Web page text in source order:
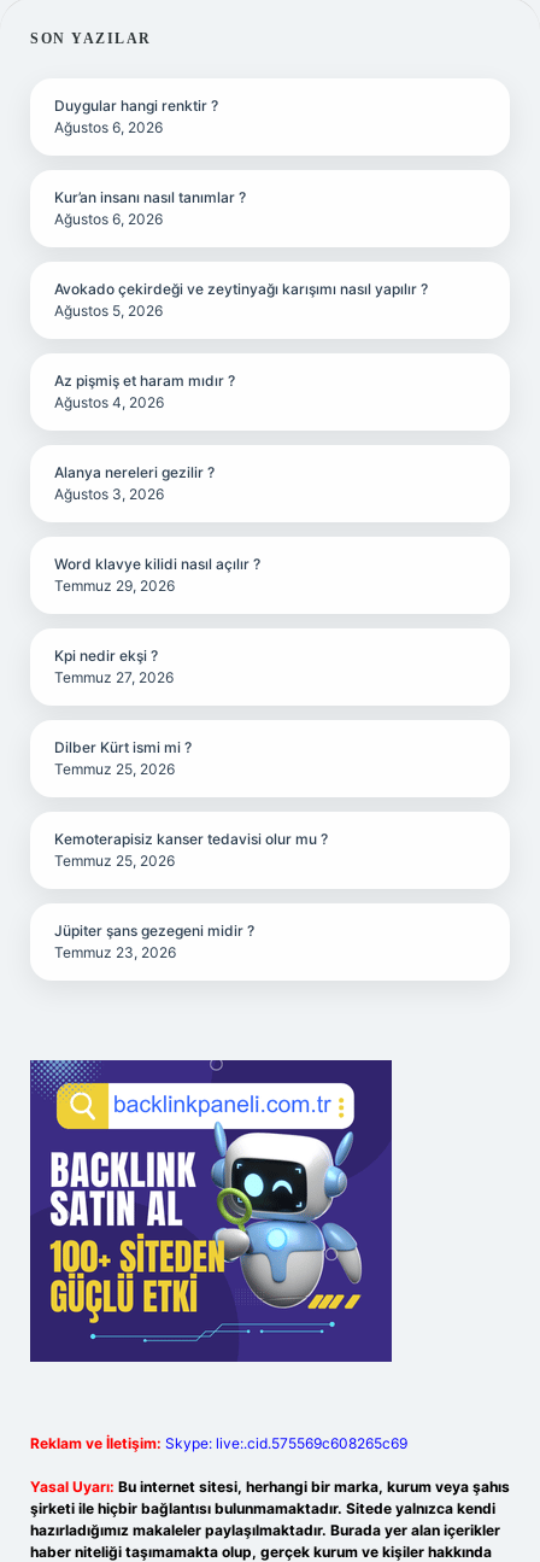
SIDEBAR
SON YAZILAR
Duygular hangi renktir ?
Ağustos 6, 2026
Kur’an insanı nasıl tanımlar ?
Ağustos 6, 2026
Avokado çekirdeği ve zeytinyağı karışımı nasıl yapılır ?
Ağustos 5, 2026
Az pişmiş et haram mıdır ?
Ağustos 4, 2026
Alanya nereleri gezilir ?
Ağustos 3, 2026
Word klavye kilidi nasıl açılır ?
Temmuz 29, 2026
Kpi nedir ekşi ?
Temmuz 27, 2026
Dilber Kürt ismi mi ?
Temmuz 25, 2026
Kemoterapisiz kanser tedavisi olur mu ?
Temmuz 25, 2026
Jüpiter şans gezegeni midir ?
Temmuz 23, 2026
Reklam ve İletişim: Skype: live:.cid.575569c608265c69
Yasal Uyarı: Bu internet sitesi, herhangi bir marka, kurum veya şahıs
şirketi ile hiçbir bağlantısı bulunmamaktadır. Sitede yalnızca kendi
hazırladığımız makaleler paylaşılmaktadır. Burada yer alan içerikler
haber niteliği taşımamakta olup, gerçek kurum ve kişiler hakkında